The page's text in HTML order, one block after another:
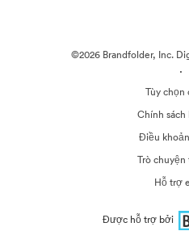
©2026 Brandfolder, Inc.
·
Tùy chọn
Chính
Điều
Trò
Hỗ trợ
Được hỗ trợ bởi